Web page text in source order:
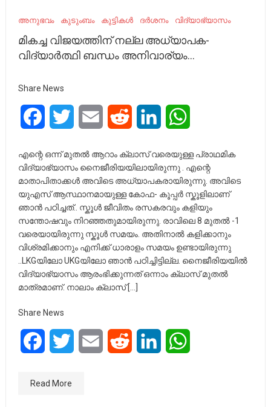
അനുഭവം കുടുംബം കുട്ടികൾ ദർശനം വിദ്യാഭ്യാസം
മികച്ച വിജയത്തിന് നല്ല അധ്യാപക-
വിദ്യാർത്ഥി ബന്ധം അനിവാര്യം…
Share News
FacebookTwitter Email Reddit LinkedIn
എന്റെ ഒന്ന് മുതൽ ആറാം ക്ലാസ് വരെയുള്ള പ്രാഥമിക
വിദ്യാഭ്യാസം നൈജീരിയയിലായിരുന്നു . എന്റെ
മാതാപിതാക്കൾ അവിടെ അധ്യാപകരായിരുന്നു. അവിടെ
യു‌എസ് ആസ്ഥാനമായുള്ള കോഫ- കൂപ്പർ സ്കൂളിലാണ്
ഞാൻ പഠിച്ചത്.. സ്കൂൾ ജീവിതം രസകരവും കളിയും
സന്തോഷവും നിറഞ്ഞതുമായിരുന്നു. രാവിലെ 8 മുതൽ -1
വരെയായിരുന്നു സ്കൂൾ സമയം. അതിനാൽ കളിക്കാനും
വിശ്രമിക്കാനും എനിക്ക് ധാരാളം സമയം ഉണ്ടായിരുന്നു
..LKGയിലോ UKGയിലോ ഞാൻ പഠിച്ചിട്ടില്ല. നൈജീരിയയിൽ
വിദ്യാഭ്യാസം ആരംഭിക്കുന്നത് ഒന്നാം ക്ലാസ് മുതൽ
മാത്രമാണ്. നാലാം ക്ലാസ് […]
Share News
FacebookTwitter Email Reddit LinkedIn
Read More